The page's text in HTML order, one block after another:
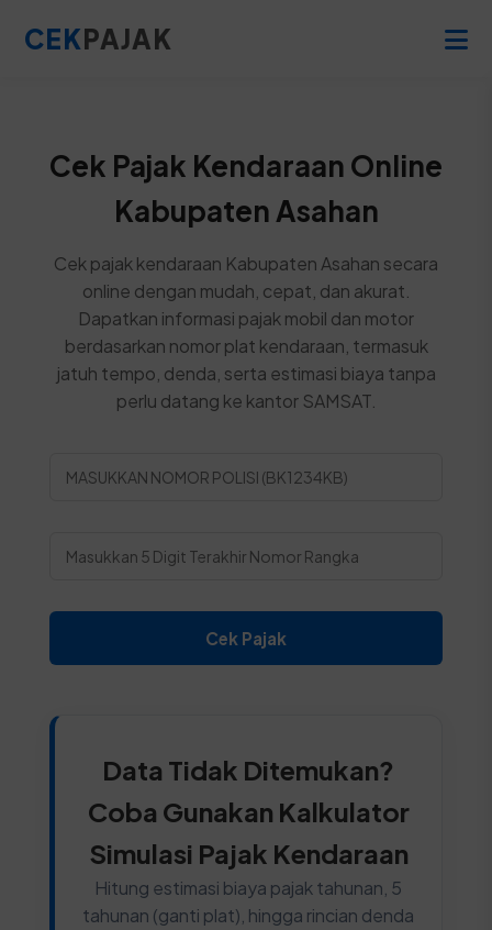
CEKPAJAK
Cek Pajak Kendaraan Online
Kabupaten Asahan
Cek pajak kendaraan Kabupaten Asahan secara
online dengan mudah, cepat, dan akurat.
Dapatkan informasi pajak mobil dan motor
berdasarkan nomor plat kendaraan, termasuk
jatuh tempo, denda, serta estimasi biaya tanpa
perlu datang ke kantor SAMSAT.
Cek Pajak
Data Tidak Ditemukan?
Coba Gunakan Kalkulator
Simulasi Pajak Kendaraan
Hitung estimasi biaya pajak tahunan, 5
tahunan (ganti plat), hingga rincian denda